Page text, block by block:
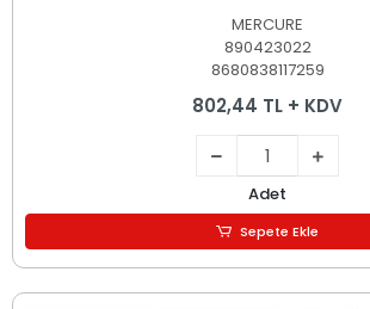
MERCURE
890423022
8680838117259
802,44 TL + KDV
Adet
Sepete Ekle